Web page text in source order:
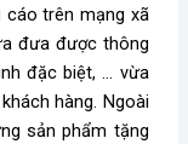
cáo trên mạng xã
đưa được thông
đặc biệt, … vừa
hàng. Ngoài
sản phẩm tặng